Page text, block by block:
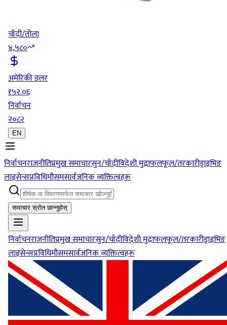
चाँदी/तोला
४,५८०
अमेरिकी डलर
१५२.०६
निर्वाचन
२०८२
EN
निर्वाचनराजनीतिप्रमुख समाचारसुन/चाँदीविदेशी मुद्राफलफूल/तरकारीड्राइभिङ
लाइसेन्सप्रविधिमौसमसार्वजनिक व्यक्तित्वहरू
समाचार स्रोत छान्नुहोस्
निर्वाचनराजनीतिप्रमुख समाचारसुन/चाँदीविदेशी मुद्राफलफूल/तरकारीड्राइभिङ
लाइसेन्सप्रविधिमौसमसार्वजनिक व्यक्तित्वहरू